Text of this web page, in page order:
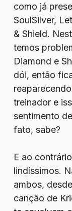
como já
SoulSilver,
& Shield.
temos
Diamond e
dói, então
treinador e
sentimento
fato, sabe?
E ao
lindíssimos.
ambos,
canção de